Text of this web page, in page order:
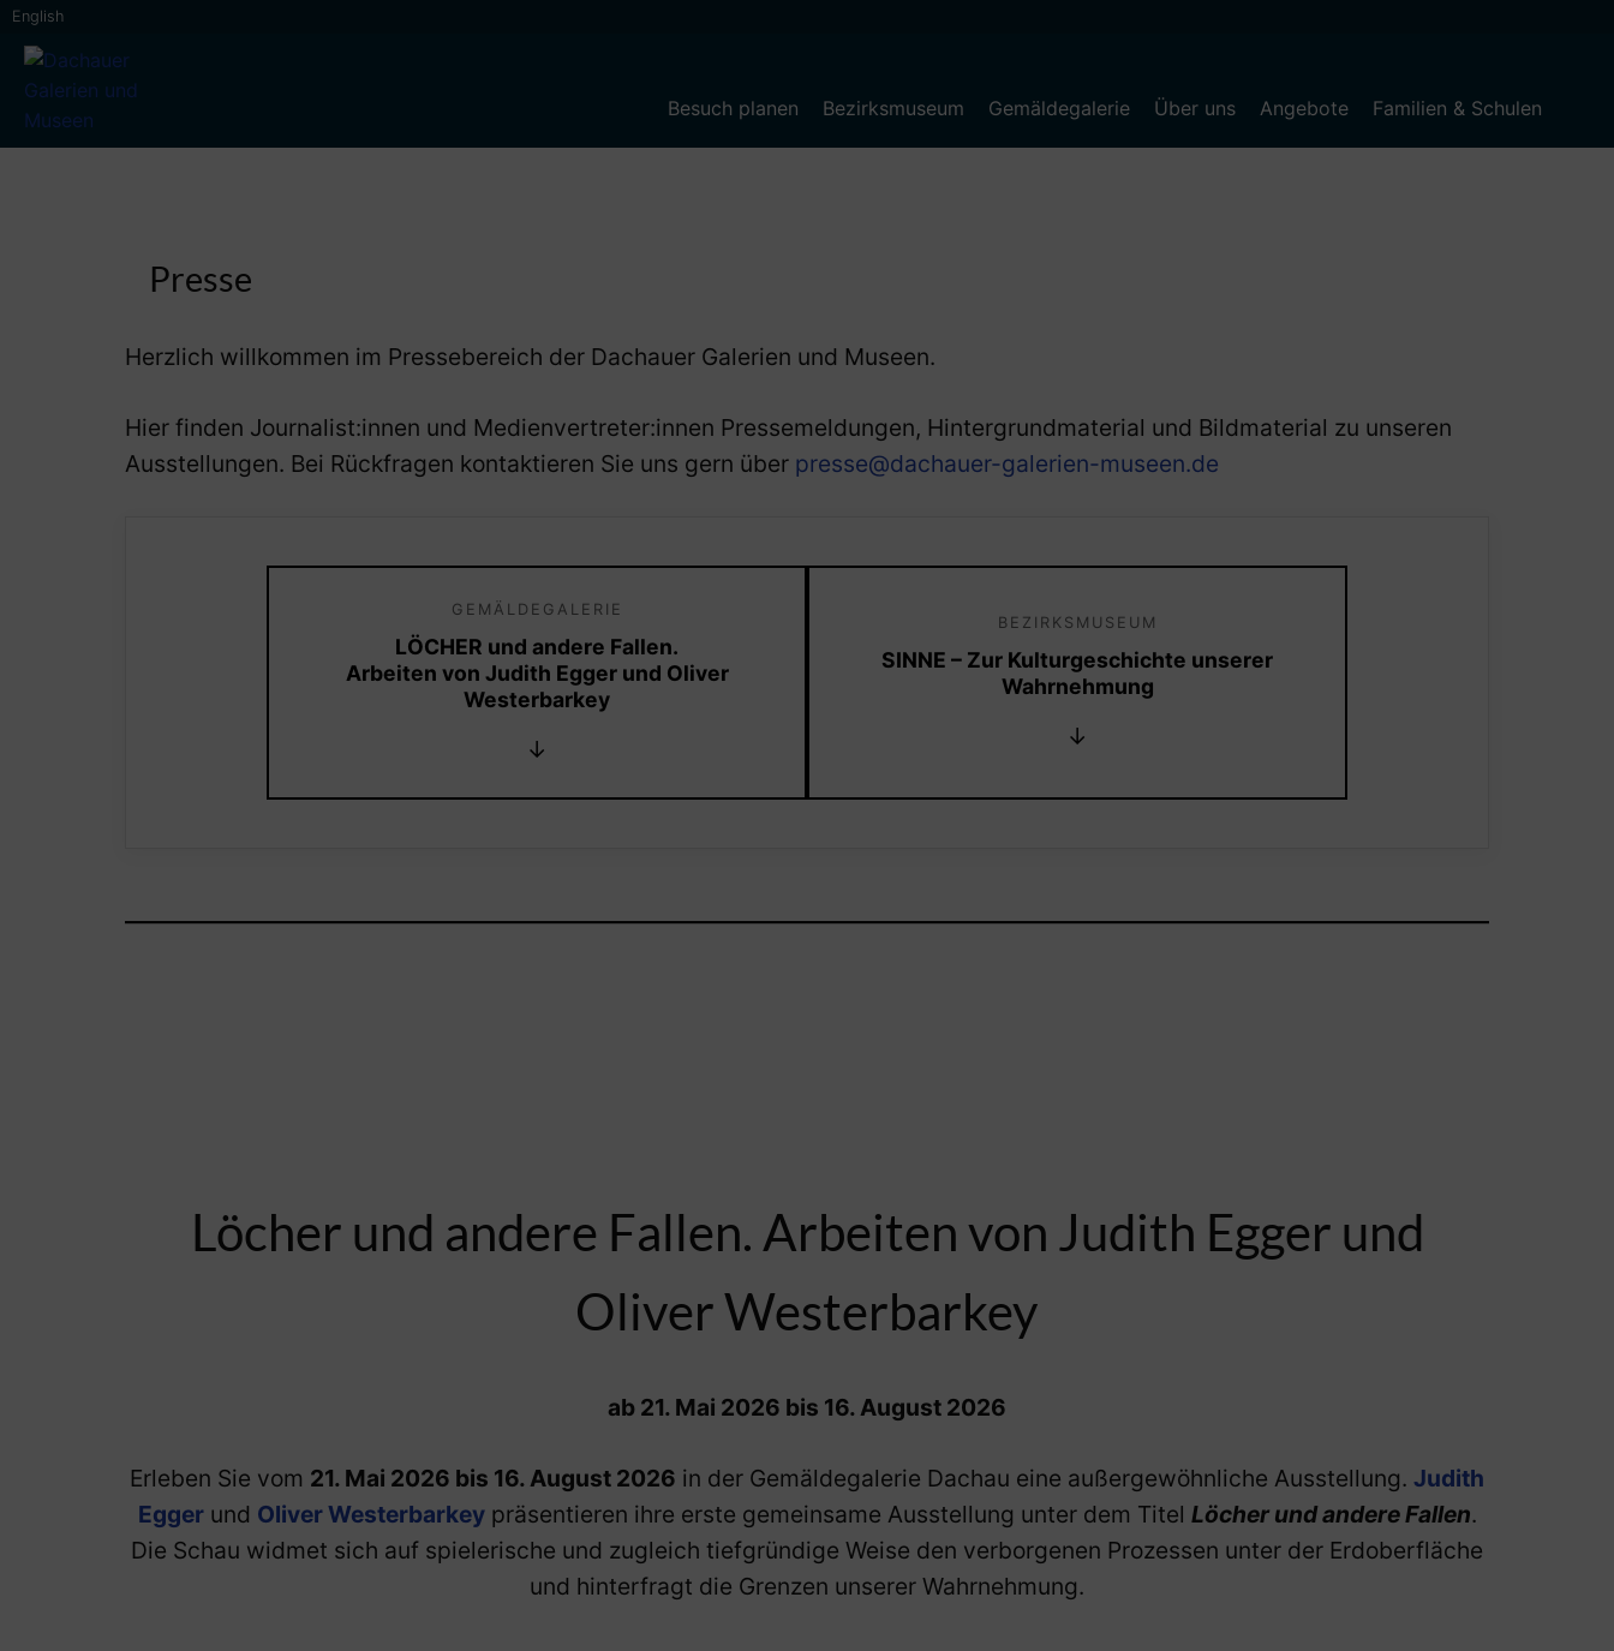
Skip
content
English
Dachauer Galerien und Museen
Besuch planen Bezirksmuseum Gemäldegalerie Über uns Angebote Familien & Schulen
Presse
Herzlich willkommen im Pressebereich der Dachauer Galerien und Museen.
Hier finden Journalist:innen und Medienvertreter:innen Pressemeldungen, Hintergrundmaterial und Bildmaterial zu unseren
Ausstellungen. Bei Rückfragen kontaktieren Sie uns gern über presse@dachauer-galerien-museen.de
GEMÄLDEGALERIE
LÖCHER und andere Fallen.
Arbeiten von Judith Egger und Oliver
Westerbarkey
↓
BEZIRKSMUSEUM
SINNE – Zur Kulturgeschichte unserer
Wahrnehmung
↓
Löcher und andere Fallen. Arbeiten von Judith Egger und
Oliver Westerbarkey
ab 21. Mai 2026 bis 16. August 2026
Erleben Sie vom 21. Mai 2026 bis 16. August 2026 in der Gemäldegalerie Dachau eine außergewöhnliche Ausstellung. Judith
Eggerund Oliver Westerbarkeypräsentieren ihre erste gemeinsame Ausstellung unter dem Titel Löcher und andere Fallen.
Die Schau widmet sich auf spielerische und zugleich tiefgründige Weise den verborgenen Prozessen unter der Erdoberfläche
und hinterfragt die Grenzen unserer Wahrnehmung.